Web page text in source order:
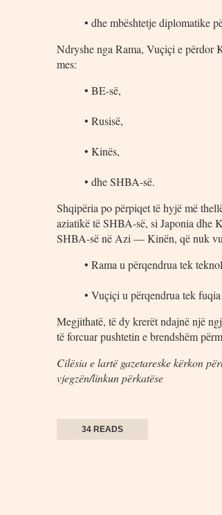
• dhe mbështetje diplomatike
Ndryshe nga Rama, Vuçiçi e përdor
mes:
• BE-së,
• Rusisë,
• Kinës,
• dhe SHBA-së.
Shqipëria po përpiqet të hyjë më
aziatikë të SHBA-së, si Japonia dhe
SHBA-së në Azi — Kinën, që nuk
• Rama u përqendrua tek
• Vuçiçi u përqendrua tek
Megjithatë, të dy krerët ndajnë një
të forcuar pushtetin e brendshëm
Cilësia e lartë gazetareske kërkon
vjegzën/linkun përkatëse
34 READS